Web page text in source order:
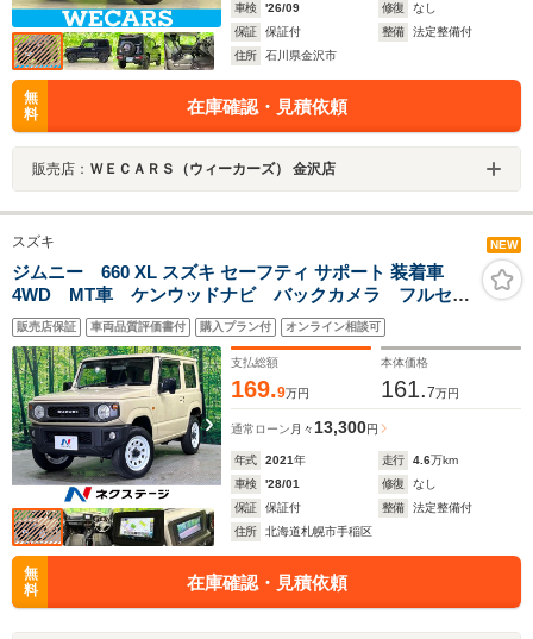
車検
'26/09 修復
なし
保証
保証付 整備
法定整備付
住所
石川県金沢市
無
料
在庫確認・見積依頼
販売店： ＷＥＣＡＲＳ（ウィーカーズ） 金沢店
スズキ NEW
ジムニー 660 XL スズキ セーフティ サポート 装着車
4WD MT車 ケンウッドナビ バックカメラ フルセ
グ 衝突軽減ブレーキ 車線逸脱警報 シートヒータ
ー スマートキー オートライト オートハイビーム
電動格納ミラー
販売店保証 車両品質評価書付 購入プラン付 オンライン相談可
支払総額
169.9万円
本体価格
161.7万円
通常ローン 月々13,300円
年式 2021年 走行 4.6万km
車検
'28/01 修復
なし
保証
保証付 整備
法定整備付
住所
北海道札幌市手稲区
無
料
在庫確認・見積依頼